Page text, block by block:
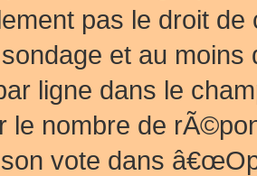
pas le droit
et au
ligne dans le
le nombre de
vote dans